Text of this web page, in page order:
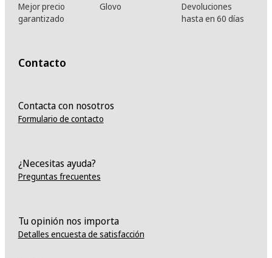
Mejor precio
garantizado
Glovo
Devoluciones
hasta en 60 días
Contacto
Contacta con nosotros
Formulario de contacto
¿Necesitas ayuda?
Preguntas frecuentes
Tu opinión nos importa
Detalles encuesta de satisfacción